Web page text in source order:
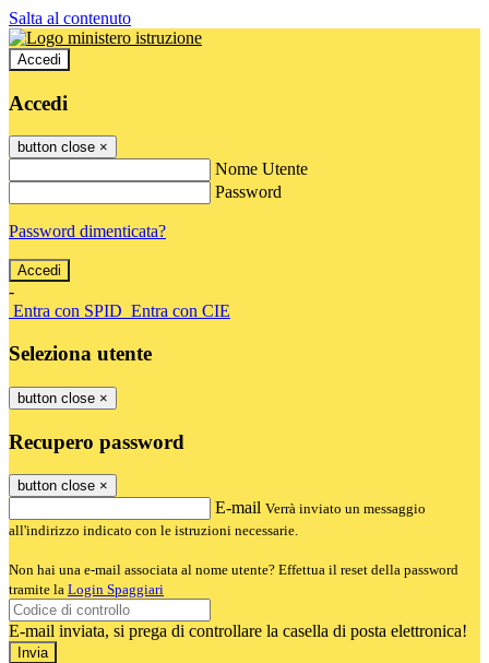
Salta al contenuto
Accedi
Accedi
button close ×
Nome Utente
Password
Password dimenticata?
-
Entra con SPID Entra con CIE
Seleziona utente
button close ×
Recupero password
button close ×
E-mail Verrà inviato un messaggio
all'indirizzo indicato con le istruzioni necessarie.
Non hai una e-mail associata al nome utente? Effettua il reset della password
tramite la Login Spaggiari
E-mail inviata, si prega di controllare la casella di posta elettronica!